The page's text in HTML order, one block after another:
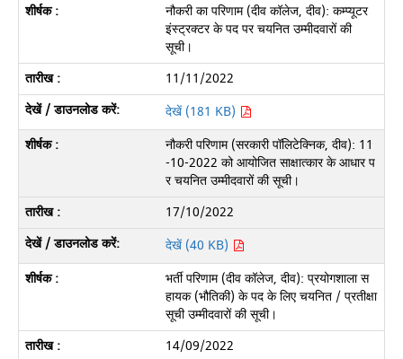
नौकरी का परिणाम (दीव कॉलेज, दीव): कम्प्यूटर
इंस्ट्रक्टर के पद पर चयनित उम्मीदवारों की
सूची।
11/11/2022
देखें (181 KB)
नौकरी परिणाम (सरकारी पॉलिटेक्निक, दीव): 11
-10-2022 को आयोजित साक्षात्कार के आधार प
र चयनित उम्मीदवारों की सूची।
17/10/2022
देखें (40 KB)
भर्ती परिणाम (दीव कॉलेज, दीव): प्रयोगशाला स
हायक (भौतिकी) के पद के लिए चयनित / प्रतीक्षा
सूची उम्मीदवारों की सूची।
14/09/2022